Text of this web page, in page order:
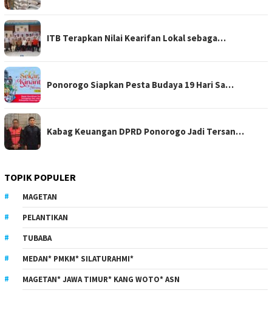
ITB Terapkan Nilai Kearifan Lokal sebaga…
Ponorogo Siapkan Pesta Budaya 19 Hari Sa…
Kabag Keuangan DPRD Ponorogo Jadi Tersan…
TOPIK POPULER
MAGETAN
PELANTIKAN
TUBABA
MEDAN* PMKM* SILATURAHMI*
MAGETAN* JAWA TIMUR* KANG WOTO* ASN